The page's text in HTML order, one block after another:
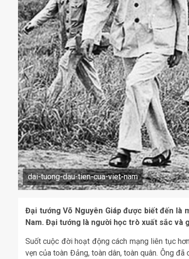
dai-tuong-dau-tien-cua-viet-nam
Đại tướng Võ Nguyên Giáp được biết đến
Nam. Đại tướng là người học trò xuất sắc và
Suốt cuộc đời hoạt động cách mạng liên tục
vẹn của toàn Đảng, toàn dân, toàn quân. Ông